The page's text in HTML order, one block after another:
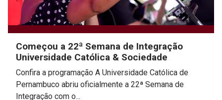
Começou a 22ª Semana de Integração
Universidade Católica & Sociedade
Confira a programação A Universidade Católica de
Pernambuco abriu oficialmente a 22ª Semana de
Integração com o...